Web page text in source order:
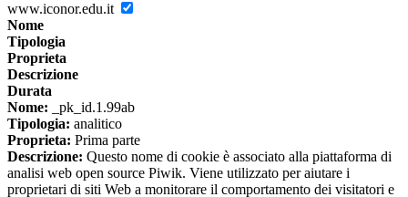
www.iconor.edu.it
Nome
Tipologia
Proprieta
Descrizione
Durata
Nome: _pk_id.1.99ab
Tipologia: analitico
Proprieta: Prima parte
Descrizione: Questo nome di cookie è associato alla piattaforma di
analisi web open source Piwik. Viene utilizzato per aiutare i
proprietari di siti Web a monitorare il comportamento dei visitatori e